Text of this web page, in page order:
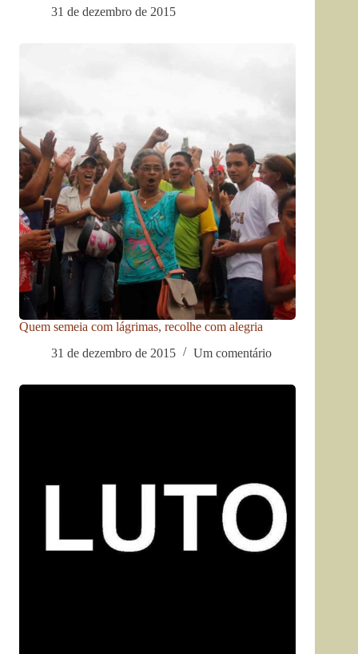
31 de dezembro de 2015
Quem semeia com lágrimas, recolhe com alegria
31 de dezembro de 2015
Um comentário